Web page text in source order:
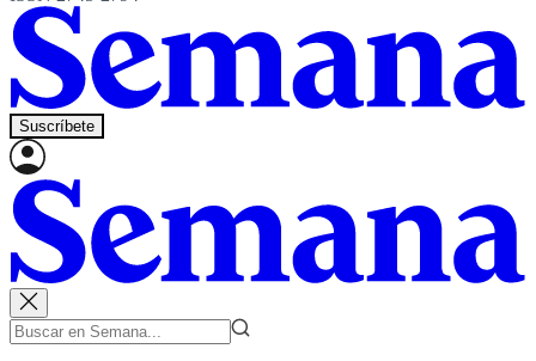
Suscríbete